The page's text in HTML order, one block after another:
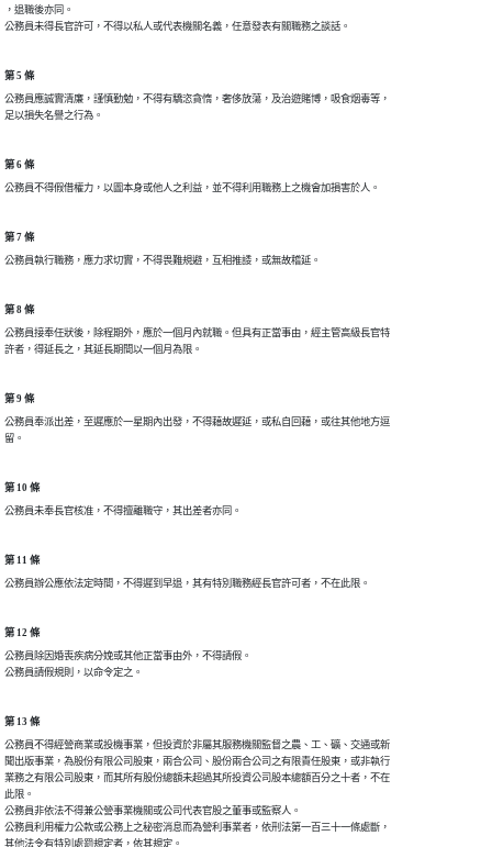
，退職後亦同。
第 5 條
公務員應誠實清廉，謹慎勤勉，不得有驕恣貪惰，奢侈放蕩，及治遊賭博，吸食烟毒等，
第 6 條
第 7 條
第 8 條
公務員接奉任狀後，除程期外，應於一個月內就職。但具有正當事由，經主管高級長官特
第 9 條
公務員奉派出差，至遲應於一星期內出發，不得藉故遲延，或私自回藉，或往其他地方逗
第 10 條
第 11 條
第 12 條
公務員除因婚喪疾病分娩或其他正當事由外，不得請假。
第 13 條
公務員不得經營商業或投機事業，但投資於非屬其服務機關監督之農、工、礦、交通或新
聞出版事業，為股份有限公司股東，兩合公司、股份兩合公司之有限責任股東，或非執行
業務之有限公司股東，而其所有股份總額未超過其所投資公司股本總額百分之十者，不在
此限。
公務員非依法不得兼公營事業機關或公司代表官股之董事或監察人。
公務員利用權力公款或公務上之秘密消息而為營利事業者，依刑法第一百三十一條處斷，
其他法令有特別處罰規定者，依其規定。